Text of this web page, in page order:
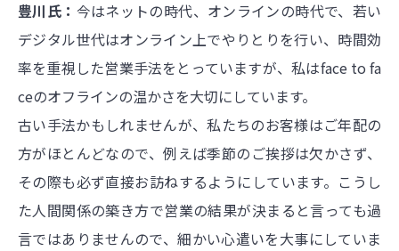
豊川氏： 今はネットの時代、オンラインの時代で、若い
デジタル世代はオンライン上でやりとりを行い、時間効
率を重視した営業手法をとっていますが、私はface to fa
ceのオフラインの温かさを大切にしています。
古い手法かもしれませんが、私たちのお客様はご年配の
方がほとんどなので、例えば季節のご挨拶は欠かさず、
その際も必ず直接お訪ねするようにしています。こうし
た人間関係の築き方で営業の結果が決まると言っても過
言ではありませんので、細かい心遣いを大事にしていま